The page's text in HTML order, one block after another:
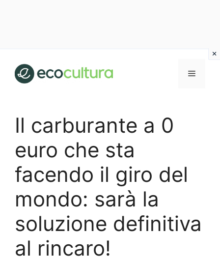
contenuto
MENU
Il carburante a 0
euro che sta
facendo il giro del
mondo: sarà la
soluzione definitiva
al rincaro!